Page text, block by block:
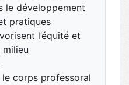
le développement
pratiques
l’équité et
milieu
corps professoral